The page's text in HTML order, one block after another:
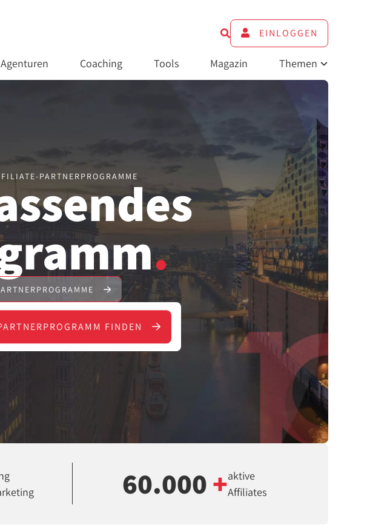
EINLOGGEN
Agenturen Coaching Tools Magazin Themen
PARTNERPROGRAMME
.
FINDEN
60.000+aktive
Affiliates